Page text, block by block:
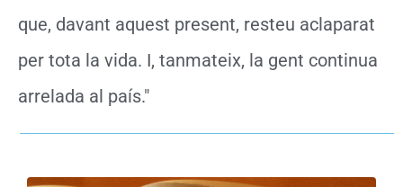
que, davant aquest present, resteu aclaparat
per tota la vida. I, tanmateix, la gent continua
arrelada al país."